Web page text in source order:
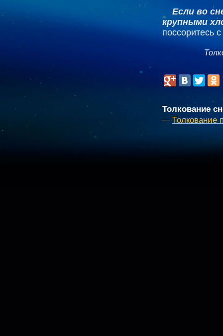
Если во
крупными
поссоритесь
Толкование
Толкование